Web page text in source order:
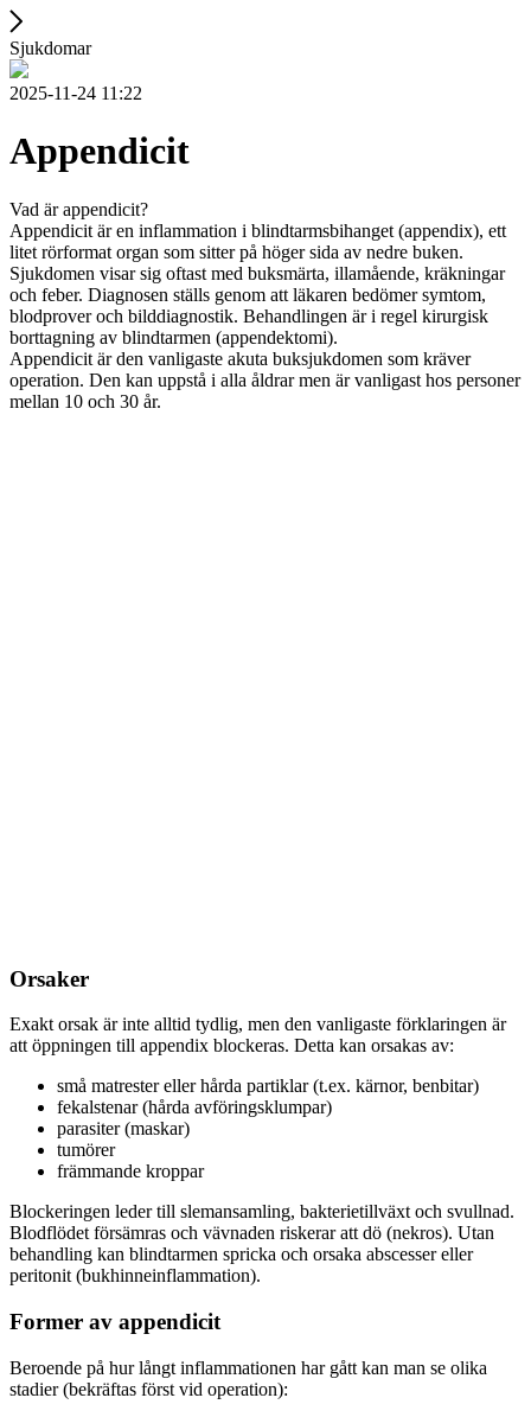
Sjukdomar
2025-11-24 11:22
Appendicit
Vad är appendicit?
Appendicit är en inflammation i blindtarmsbihanget (appendix), ett
litet rörformat organ som sitter på höger sida av nedre buken.
Sjukdomen visar sig oftast med buksmärta, illamående, kräkningar
och feber. Diagnosen ställs genom att läkaren bedömer symtom,
blodprover och bilddiagnostik. Behandlingen är i regel kirurgisk
borttagning av blindtarmen (appendektomi).
Appendicit är den vanligaste akuta buksjukdomen som kräver
operation. Den kan uppstå i alla åldrar men är vanligast hos personer
mellan 10 och 30 år.
Orsaker
Exakt orsak är inte alltid tydlig, men den vanligaste förklaringen är
att öppningen till appendix blockeras. Detta kan orsakas av:
små matrester eller hårda partiklar (t.ex. kärnor, benbitar)
fekalstenar (hårda avföringsklumpar)
parasiter (maskar)
tumörer
främmande kroppar
Blockeringen leder till slemansamling, bakterietillväxt och svullnad.
Blodflödet försämras och vävnaden riskerar att dö (nekros). Utan
behandling kan blindtarmen spricka och orsaka abscesser eller
peritonit (bukhinneinflammation).
Former av appendicit
Beroende på hur långt inflammationen har gått kan man se olika
stadier (bekräftas först vid operation):